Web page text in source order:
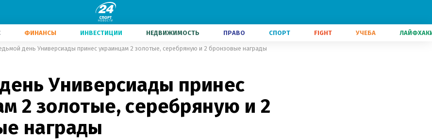
ФИНАНСЫ ИНВЕСТИЦИИ НЕДВИЖИМОСТЬ ПРАВО СПОРТ FIGHT УЧЕБА
день Универсиады принес украинцам 2 золотые, серебряную и 2 бронзовые награды
Универсиады принес
2 золотые, серебряную и 2
награды